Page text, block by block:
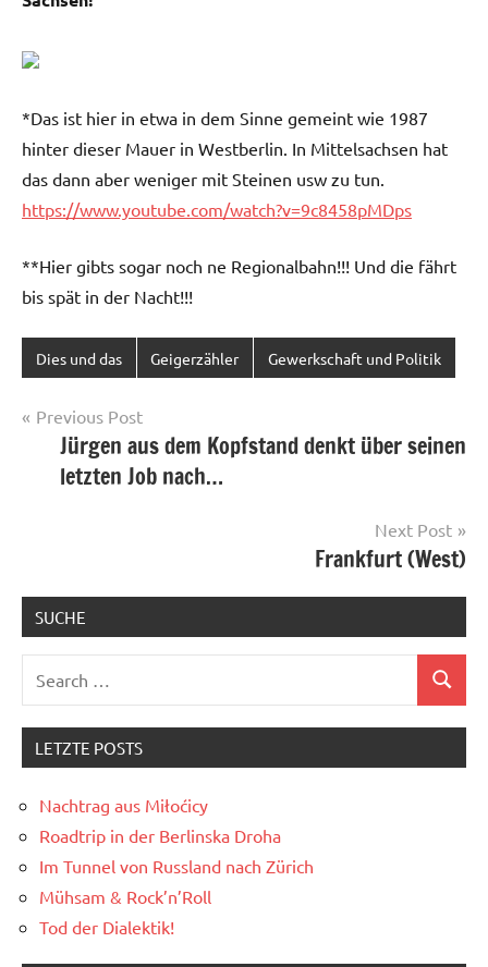
*Das ist hier in etwa in dem Sinne gemeint wie 1987
hinter dieser Mauer in Westberlin. In Mittelsachsen hat
das dann aber weniger mit Steinen usw zu tun.
https://www.youtube.com/watch?v=9c8458pMDps
**Hier gibts sogar noch ne Regionalbahn!!! Und die fährt
bis spät in der Nacht!!!
Dies und das Geigerzähler Gewerkschaft und Politik
Post
navigation
Previous Post
Jürgen aus dem Kopfstand denkt über seinen
letzten Job nach…
Next Post
Frankfurt (West)
SUCHE
Search
LETZTE POSTS
Nachtrag aus Miłoćicy
Roadtrip in der Berlinska Droha
Im Tunnel von Russland nach Zürich
Mühsam & Rock’n’Roll
Tod der Dialektik!